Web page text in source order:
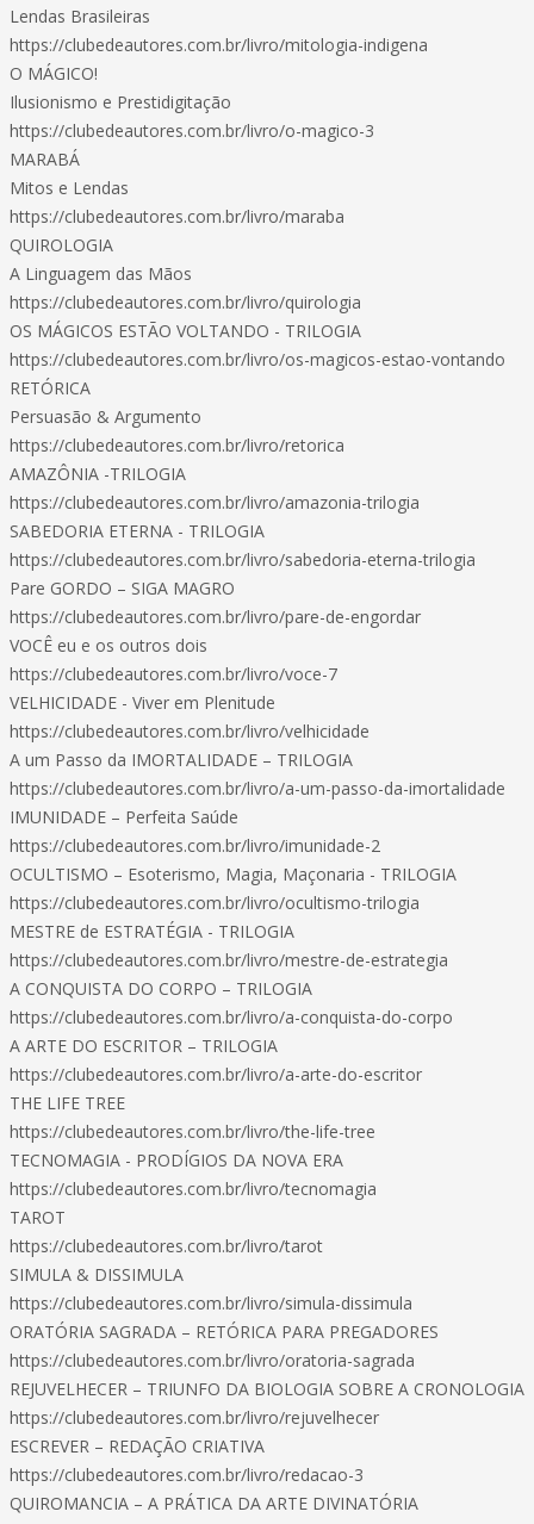
Lendas Brasileiras
https://clubedeautores.com.br/livro/mitologia-indigena
O MÁGICO!
Ilusionismo e Prestidigitação
https://clubedeautores.com.br/livro/o-magico-3
MARABÁ
Mitos e Lendas
https://clubedeautores.com.br/livro/maraba
QUIROLOGIA
A Linguagem das Mãos
https://clubedeautores.com.br/livro/quirologia
OS MÁGICOS ESTÃO VOLTANDO - TRILOGIA
https://clubedeautores.com.br/livro/os-magicos-estao-vontando
RETÓRICA
Persuasão & Argumento
https://clubedeautores.com.br/livro/retorica
AMAZÔNIA -TRILOGIA
https://clubedeautores.com.br/livro/amazonia-trilogia
SABEDORIA ETERNA - TRILOGIA
https://clubedeautores.com.br/livro/sabedoria-eterna-trilogia
Pare GORDO – SIGA MAGRO
https://clubedeautores.com.br/livro/pare-de-engordar
VOCÊ eu e os outros dois
https://clubedeautores.com.br/livro/voce-7
VELHICIDADE - Viver em Plenitude
https://clubedeautores.com.br/livro/velhicidade
A um Passo da IMORTALIDADE – TRILOGIA
https://clubedeautores.com.br/livro/a-um-passo-da-imortalidade
IMUNIDADE – Perfeita Saúde
https://clubedeautores.com.br/livro/imunidade-2
OCULTISMO – Esoterismo, Magia, Maçonaria - TRILOGIA
https://clubedeautores.com.br/livro/ocultismo-trilogia
MESTRE de ESTRATÉGIA - TRILOGIA
https://clubedeautores.com.br/livro/mestre-de-estrategia
A CONQUISTA DO CORPO – TRILOGIA
https://clubedeautores.com.br/livro/a-conquista-do-corpo
A ARTE DO ESCRITOR – TRILOGIA
https://clubedeautores.com.br/livro/a-arte-do-escritor
THE LIFE TREE
https://clubedeautores.com.br/livro/the-life-tree
TECNOMAGIA - PRODÍGIOS DA NOVA ERA
https://clubedeautores.com.br/livro/tecnomagia
TAROT
https://clubedeautores.com.br/livro/tarot
SIMULA & DISSIMULA
https://clubedeautores.com.br/livro/simula-dissimula
ORATÓRIA SAGRADA – RETÓRICA PARA PREGADORES
https://clubedeautores.com.br/livro/oratoria-sagrada
REJUVELHECER – TRIUNFO DA BIOLOGIA SOBRE A CRONOLOGIA
https://clubedeautores.com.br/livro/rejuvelhecer
ESCREVER – REDAÇÃO CRIATIVA
https://clubedeautores.com.br/livro/redacao-3
QUIROMANCIA – A PRÁTICA DA ARTE DIVINATÓRIA